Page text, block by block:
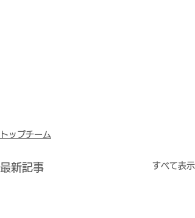
トップチーム
最新記事 すべて表示